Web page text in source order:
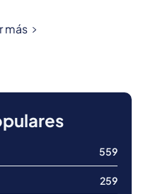
más
559
259